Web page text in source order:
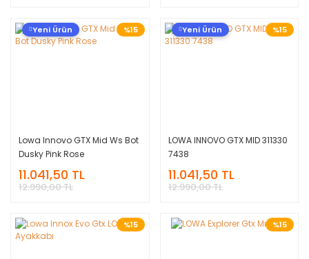
%15
Yeni Ürün
Lowa Innovo GTX Mid Ws Bot
Dusky Pink Rose
11.041,50 TL
12.990,00 TL
%15
Yeni Ürün
LOWA INNOVO GTX MID 311330
7438
11.041,50 TL
12.990,00 TL
%15 %15